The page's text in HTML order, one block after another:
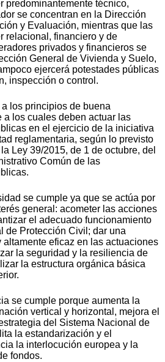
predominantemente técnico,
se concentran en la Dirección
y Evaluación, mientras que las
relacional, financiero y de
privados y financieros se
General de Vivienda y Suelo,
ejercerá potestades públicas
inspección o control.
los principios de buena
a los cuales deben actuar las
en el ejercicio de la iniciativa
reglamentaria, según lo previsto
Ley 39/2015, de 1 de octubre, del
Común de las
se cumple ya que se actúa por
general: acometer las acciones
el adecuado funcionamiento
de Protección Civil; dar una
altamente eficaz en las actuaciones
la seguridad y la resiliencia de
la estructura orgánica básica
se cumple porque aumenta la
vertical y horizontal, mejora el
del Sistema Nacional de
la estandarización y el
la interlocución europea y la
fondos.